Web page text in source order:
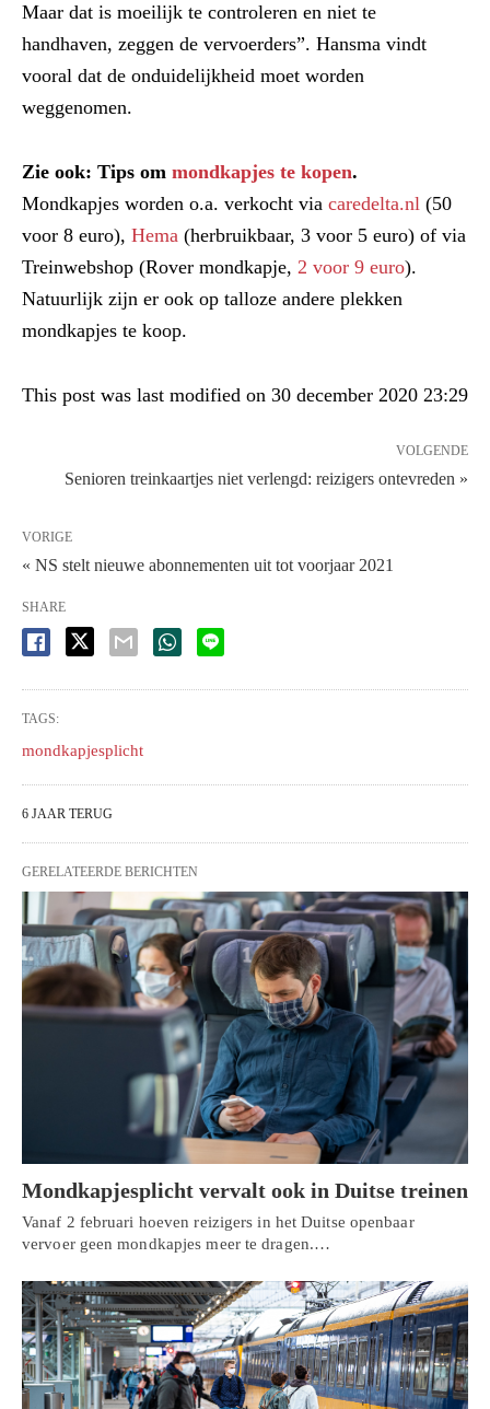
Maar dat is moeilijk te controleren en niet te
handhaven, zeggen de vervoerders”. Hansma vindt
vooral dat de onduidelijkheid moet worden
weggenomen.
Zie ook: Tips om mondkapjes te kopen.
Mondkapjes worden o.a. verkocht via caredelta.nl (50
voor 8 euro), Hema (herbruikbaar, 3 voor 5 euro) of via
Treinwebshop (Rover mondkapje, 2 voor 9 euro).
Natuurlijk zijn er ook op talloze andere plekken
mondkapjes te koop.
This post was last modified on 30 december 2020 23:29
VOLGENDE
Senioren treinkaartjes niet verlengd: reizigers ontevreden »
VORIGE
« NS stelt nieuwe abonnementen uit tot voorjaar 2021
SHARE
TAGS:
mondkapjesplicht
6 JAAR TERUG
GERELATEERDE BERICHTEN
Mondkapjesplicht vervalt ook in Duitse treinen
Vanaf 2 februari hoeven reizigers in het Duitse openbaar
vervoer geen mondkapjes meer te dragen.…